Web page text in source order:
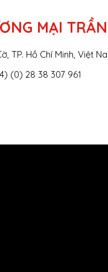
MẠI
TP. Hồ Chí Minh, Việt
(0) 28 38 307 961